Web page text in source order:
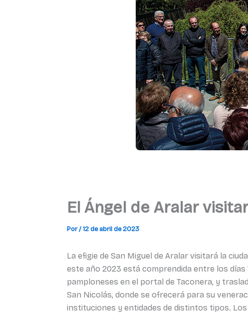
El Ángel de Aralar
Por/12 de abril de 2023
La efigie de San Miguel de Aralar visitará la
este año 2023 está comprendida entre los días
pamploneses en el portal de Taconera, y
San Nicolás, donde se ofrecerá para su
instituciones y entidades de distintos tipos.